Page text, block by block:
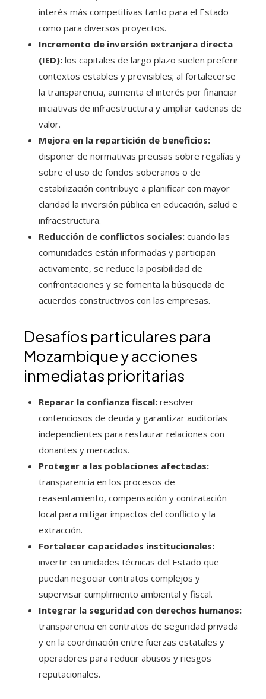
interés más competitivas tanto para el Estado
como para diversos proyectos.
Incremento de inversión extranjera directa
(IED): los capitales de largo plazo suelen preferir
contextos estables y previsibles; al fortalecerse
la transparencia, aumenta el interés por financiar
iniciativas de infraestructura y ampliar cadenas de
valor.
Mejora en la repartición de beneficios:
disponer de normativas precisas sobre regalías y
sobre el uso de fondos soberanos o de
estabilización contribuye a planificar con mayor
claridad la inversión pública en educación, salud e
infraestructura.
Reducción de conflictos sociales: cuando las
comunidades están informadas y participan
activamente, se reduce la posibilidad de
confrontaciones y se fomenta la búsqueda de
acuerdos constructivos con las empresas.
Desafíos particulares para
Mozambique y acciones
inmediatas prioritarias
Reparar la confianza fiscal: resolver
contenciosos de deuda y garantizar auditorías
independientes para restaurar relaciones con
donantes y mercados.
Proteger a las poblaciones afectadas:
transparencia en los procesos de
reasentamiento, compensación y contratación
local para mitigar impactos del conflicto y la
extracción.
Fortalecer capacidades institucionales:
invertir en unidades técnicas del Estado que
puedan negociar contratos complejos y
supervisar cumplimiento ambiental y fiscal.
Integrar la seguridad con derechos humanos:
transparencia en contratos de seguridad privada
y en la coordinación entre fuerzas estatales y
operadores para reducir abusos y riesgos
reputacionales.